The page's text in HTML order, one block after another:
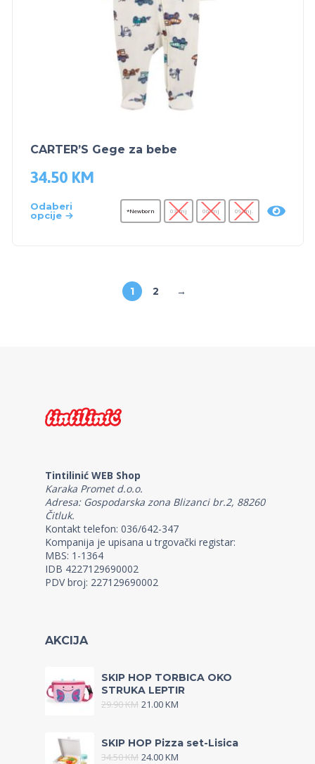
CARTER’S Gege za bebe
34.50 KM
Odaberi
opcije
*Newborn 03 mj 06 mj 09 mj.
1 2 →
Tintilinić WEB Shop
Karaka Promet d.o.o.
Adresa: Gospodarska zona Blizanci br.2, 88260
Čitluk.
Kontakt telefon: 036/642-347
Kompanija je upisana u trgovački registar:
MBS: 1-1364
IDB 4227129690002
PDV broj: 227129690002
AKCIJA
SKIP HOP TORBICA OKO
STRUKA LEPTIR
29.90KM 21.00KM
SKIP HOP Pizza set-Lisica
34.50KM 24.00KM